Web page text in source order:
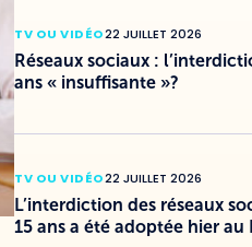
TV OU VIDÉO22 JUILLET 2026
Réseaux sociaux :
ans « insuffisante »?
TV OU VIDÉO22 JUILLET 2026
L’interdiction des réseaux
15 ans a été adoptée hier au